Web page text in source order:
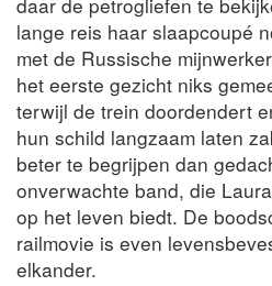
lange reis haar slaapcoupé
met de Russische
het eerste gezicht niks
terwijl de trein doordendert
hun schild langzaam laten
beter te begrijpen dan
onverwachte band, die
op het leven biedt. De
railmovie is even
elkander.